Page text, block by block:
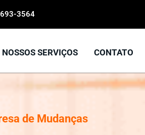
3564
NOSSOS SERVIÇOS CONTATO
de Mudanças